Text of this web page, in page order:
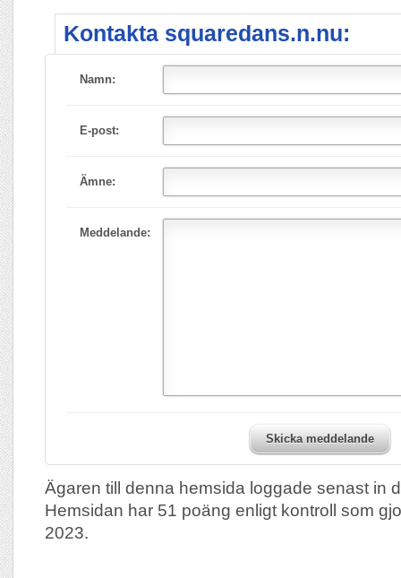
Kontakta squaredans.n.nu:
Namn:
E-post:
Ämne:
Meddelande:
Skicka meddelande
Ägaren till denna hemsida loggade senast in
Hemsidan har 51 poäng enligt kontroll som
2023.